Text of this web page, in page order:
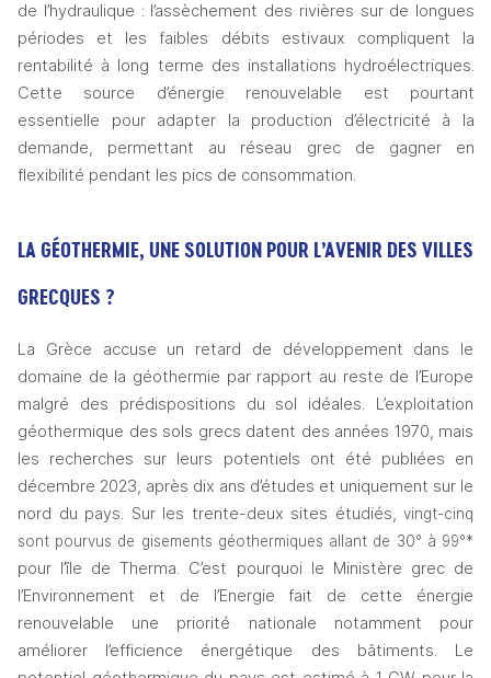
de l’hydraulique : l’assèchement des rivières sur de longues
périodes et les faibles débits estivaux compliquent la
rentabilité à long terme des installations hydroélectriques.
Cette source d’énergie renouvelable est pourtant
essentielle pour adapter la production d’électricité à la
demande, permettant au réseau grec de gagner en
flexibilité pendant les pics de consommation.
LA GÉOTHERMIE, UNE SOLUTION POUR L’AVENIR DES VILLES
GRECQUES ?
La Grèce accuse un retard de développement dans le
domaine de la géothermie par rapport au reste de l’Europe
malgré des prédispositions du sol idéales. L’exploitation
géothermique des sols grecs datent des années 1970, mais
les recherches sur leurs potentiels ont été publiées en
décembre 2023, après dix ans d’études et uniquement sur le
nord du pays. Sur les trente-deux sites étudiés, vingt-cinq
sont pourvus de gisements géothermiques allant de 30° à 99°*
pour l’île de Therma. C’est pourquoi le Ministère grec de
l’Environnement et de l’Energie fait de cette énergie
renouvelable une priorité nationale notamment pour
améliorer l’efficience énergétique des bâtiments. Le